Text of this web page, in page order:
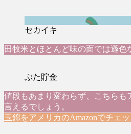
セカイキ
田牧米とほとんど味の面では遜色
ぶた貯金
値段もあまり変わらず、こちらも
言えるでしょう。
玉錦をアメリカのAmazonでチェッ